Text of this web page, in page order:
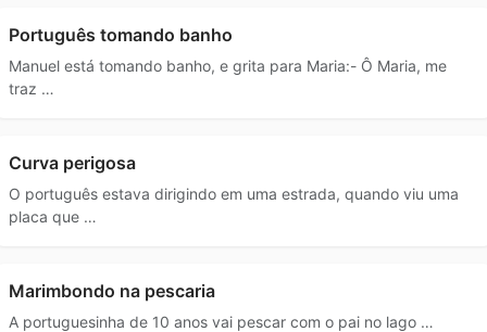
Português tomando banho
Manuel está tomando banho, e grita para Maria:- Ô Maria, me
traz …
Curva perigosa
O português estava dirigindo em uma estrada, quando viu uma
placa que …
Marimbondo na pescaria
A portuguesinha de 10 anos vai pescar com o pai no lago …